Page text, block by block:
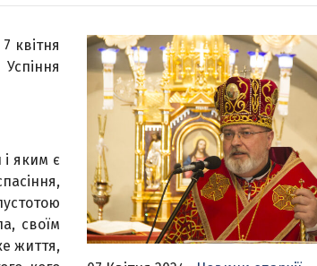
квітня
яким є
своїм
життя,